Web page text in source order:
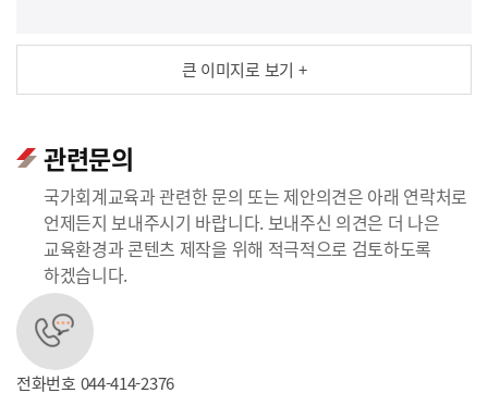
큰 이미지로 보기 +
관련문의
국가회계교육과 관련한 문의 또는 제안의견은 아래 연락처로
언제든지 보내주시기 바랍니다. 보내주신 의견은 더 나은
교육환경과 콘텐츠 제작을 위해 적극적으로 검토하도록
하겠습니다.
전화번호 044-414-2376